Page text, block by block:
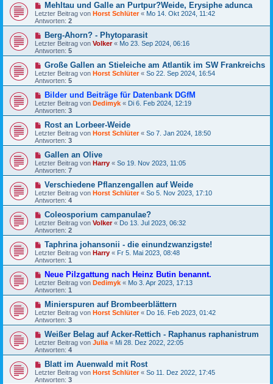
Mehltau und Galle an Purtpur?Weide, Erysiphe adunca
Letzter Beitrag von Horst Schlüter« Mo 14. Okt 2024, 11:42
Antworten: 2
Berg-Ahorn? - Phytoparasit
Letzter Beitrag von Volker« Mo 23. Sep 2024, 06:16
Antworten: 5
Große Gallen an Stieleiche am Atlantik im SW Frankreichs
Letzter Beitrag von Horst Schlüter« So 22. Sep 2024, 16:54
Antworten: 5
Bilder und Beiträge für Datenbank DGfM
Letzter Beitrag von Dedimyk « Di 6. Feb 2024, 12:19
Antworten: 3
Rost an Lorbeer-Weide
Letzter Beitrag von Horst Schlüter« So 7. Jan 2024, 18:50
Antworten: 3
Gallen an Olive
Letzter Beitrag von Harry « So 19. Nov 2023, 11:05
Antworten: 7
Verschiedene Pflanzengallen auf Weide
Letzter Beitrag von Horst Schlüter« So 5. Nov 2023, 17:10
Antworten: 4
Coleosporium campanulae?
Letzter Beitrag von Volker« Do 13. Jul 2023, 06:32
Antworten: 2
Taphrina johansonii - die einundzwanzigste!
Letzter Beitrag von Harry « Fr 5. Mai 2023, 08:48
Antworten: 1
Neue Pilzgattung nach Heinz Butin benannt.
Letzter Beitrag von Dedimyk « Mo 3. Apr 2023, 17:13
Antworten: 1
Minierspuren auf Brombeerblättern
Letzter Beitrag von Horst Schlüter« Do 16. Feb 2023, 01:42
Antworten: 3
Weißer Belag auf Acker-Rettich - Raphanus raphanistrum
Letzter Beitrag von Julia « Mi 28. Dez 2022, 22:05
Antworten: 4
Blatt im Auenwald mit Rost
Letzter Beitrag von Horst Schlüter« So 11. Dez 2022, 17:45
Antworten: 3